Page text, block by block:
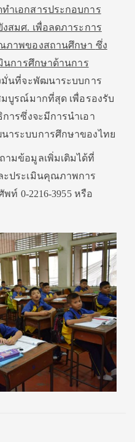
ำเอกสารประกอบการ
สมศ. เพื่อลดภาระการ
ภาพของสถานศึกษา ซึ่ง
นการศึกษาด้านการ
นที่จะพัฒนาระบบการ
บูรณ์มากที่สุด เพื่อรองรับ
ารซึ่งจะมีการนำเอา
าระบบการศึกษาของไทย
ามข้อมูลเพิ่มเติมได้ที่
ะประเมินคุณภาพการ
ท์ 0-2216-3955 หรือ